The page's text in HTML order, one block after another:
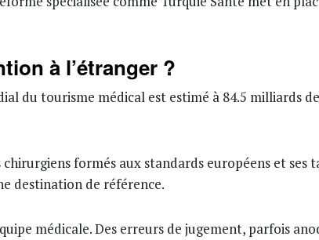
à l’étranger ?
du tourisme médical est estimé à 84.5 milliards
formés aux standards européens et ses
destination de référence.
médicale. Des erreurs de jugement, parfois